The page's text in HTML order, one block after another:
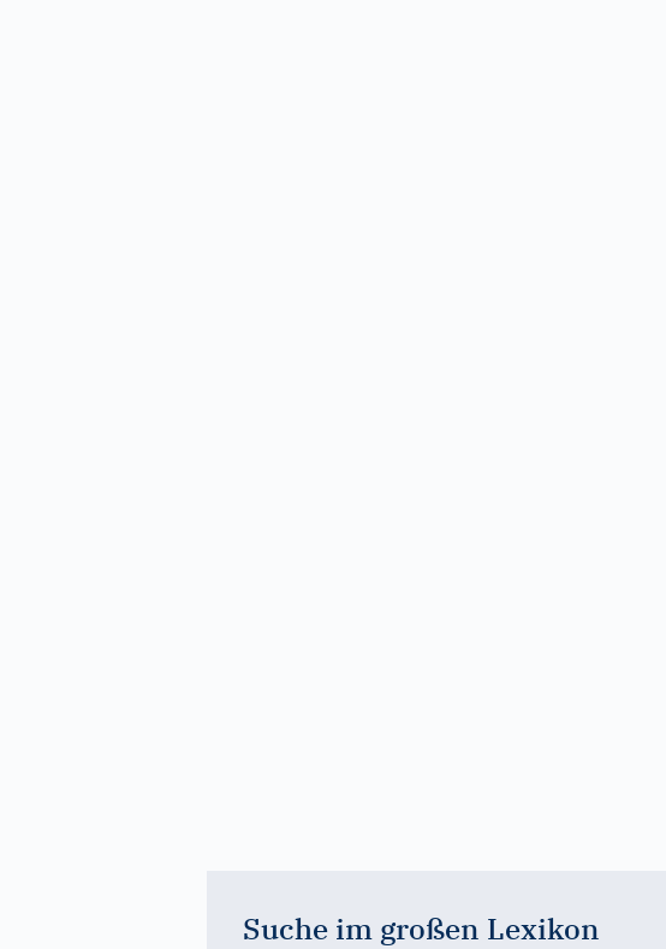
Suche im großen Lexikon